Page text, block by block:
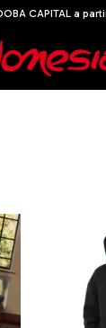
CAPITAL a